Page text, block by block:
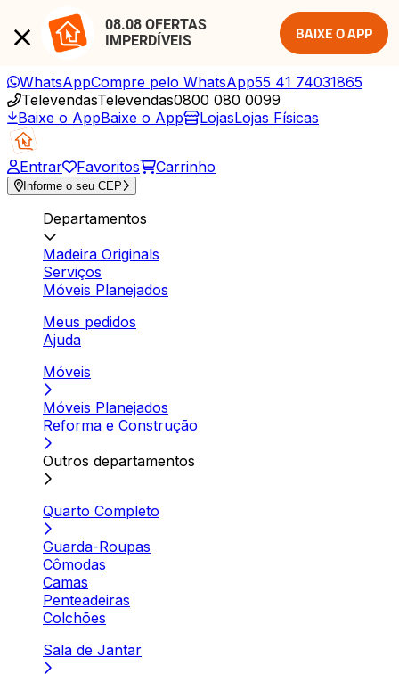
08.08 OFERTAS
IMPERDÍVEIS
BAIXE O APP
WhatsAppCompre pelo WhatsApp55 41 74031865
TelevendasTelevendas0800 080 0099
Baixe o AppBaixe o App LojasLojas Físicas
Entrar Favoritos Carrinho
Informe o seu CEP
Departamentos
Madeira Originals
Serviços
Móveis Planejados
Meus pedidos
Ajuda
Móveis
Móveis Planejados
Reforma e Construção
Outros departamentos
Quarto Completo
Guarda-Roupas
Cômodas
Camas
Penteadeiras
Colchões
Sala de Jantar